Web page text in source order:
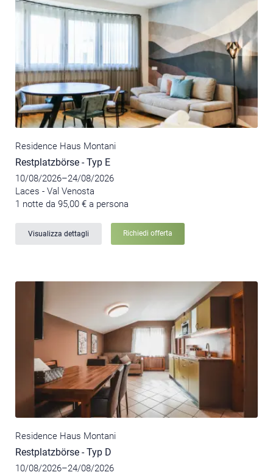
Residence Haus Montani
Restplatzbörse - Typ E
10/08/2026–24/08/2026
Laces - Val Venosta
1 notte da 95,00 € a persona
Visualizza dettagli Richiedi offerta
Residence Haus Montani
Restplatzbörse - Typ D
10/08/2026–24/08/2026